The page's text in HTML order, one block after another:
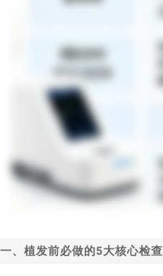
一、植发前必做的5大核心检查